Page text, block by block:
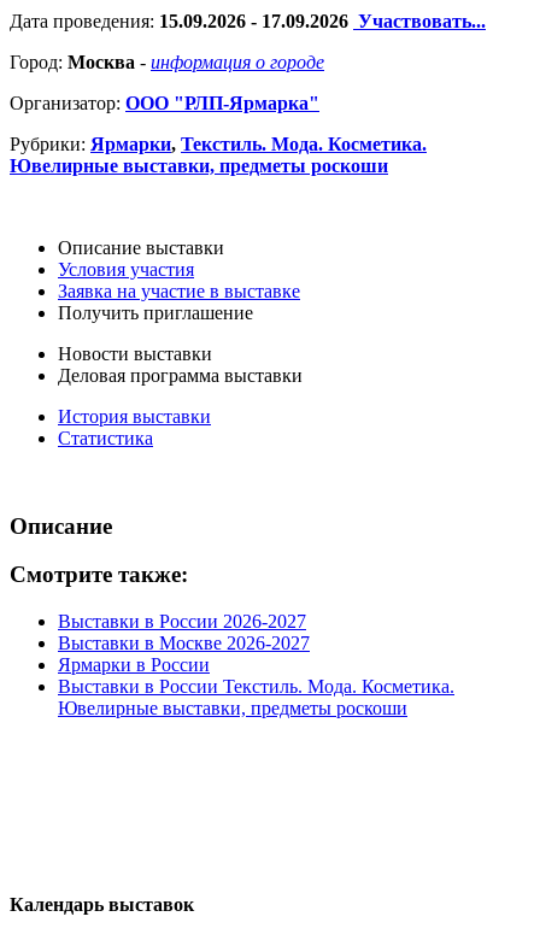
Дата проведения: 15.09.2026 - 17.09.2026 Участвовать...
Город: Москва - информация о городе
Организатор: ООО "РЛП-Ярмарка"
Рубрики: Ярмарки, Текстиль. Мода. Косметика.
Ювелирные выставки, предметы роскоши
Описание выставки
Условия участия
Заявка на участие в выставке
Получить приглашение
Новости выставки
Деловая программа выставки
История выставки
Статистика
Описание
Смотрите также:
Выставки в России 2026-2027
Выставки в Москве 2026-2027
Ярмарки в России
Выставки в России Текстиль. Мода. Косметика.
Ювелирные выставки, предметы роскоши
Календарь выставок